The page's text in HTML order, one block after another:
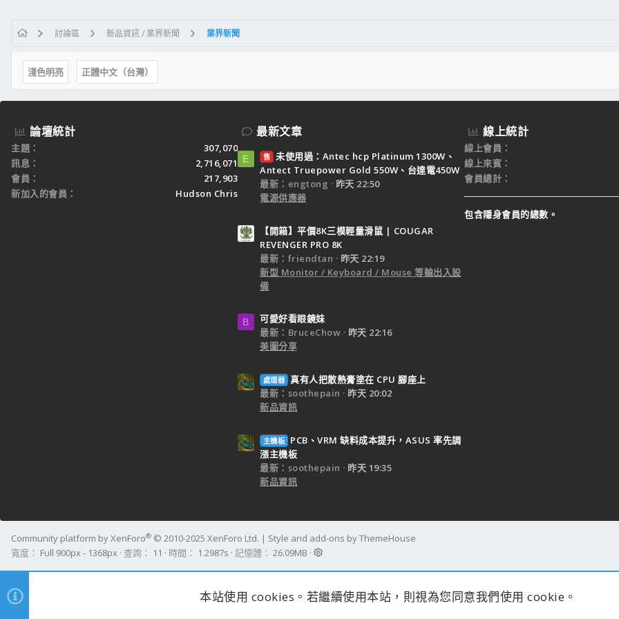
討論區 新品資訊 / 業界新聞 業界新聞
淺色明亮 正體中文（台灣）
論壇統計
主題
307,070
訊息
2,716,071
會員
217,903
新加入的會員
Hudson Chris
最新文章
E 售 未使用過：Antec hcp Platinum 1300W、
Antect Truepower Gold 550W、台達電450W
最新：engtong
昨天 22:50
電源供應器
【開箱】平價8K三模輕量滑鼠 | COUGAR
REVENGER PRO 8K
最新：friendtan
昨天 22:19
新型 Monitor / Keyboard / Mouse 等輸出入設
備
B
可愛好看眼鏡妹
最新：BruceChow
昨天 22:16
美圖分享
處理器 真有人把散熱膏塗在 CPU 腳座上
最新：soothepain
昨天 20:02
新品資訊
主機板
PCB、VRM 缺料成本提升，ASUS 率先調
漲主機板
最新：soothepain
昨天 19:35
新品資訊
線上統計
線上會員
線上來賓
會員總計
包含隱身會員的總數。
Community platform by XenForo® © 2010-2025 XenForo Ltd. | Style and add-ons by ThemeHouse
寬度
查詢 11 時間 1.2987s 記憶體 26.09MB
本站使用 cookies。若繼續使用本站，則視為您同意我們使用 cookie。